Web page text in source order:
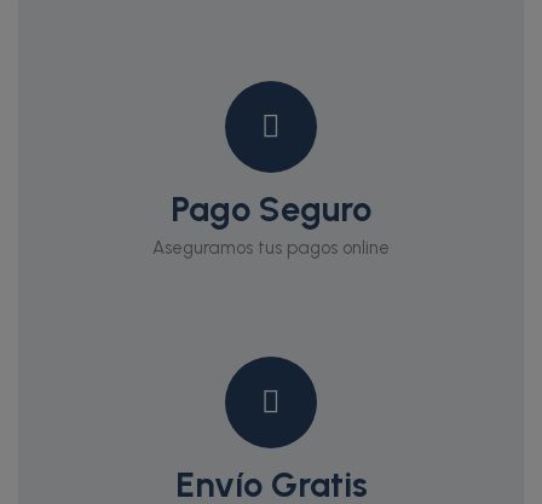
Pago Seguro
Aseguramos tus pagos online
Envío Gratis